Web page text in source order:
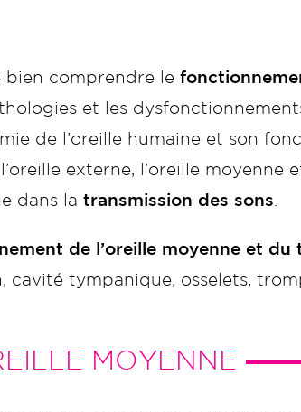
bien comprendre le
et les
de l’oreille humaine et son
externe, l’oreille moyenne
dans la transmission des sons
de l’oreille moyenne et du
cavité tympanique, osselets,
MOYENNE